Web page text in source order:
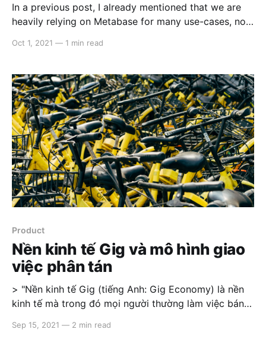
In a previous post, I already mentioned that we are
heavily relying on Metabase for many use-cases, not
Metabase is a very good SQL IDE for team to
in SQL. But this approach cause
Oct 1, 2021 — 1 min read
Product
Nền kinh tế Gig và mô hình giao
việc phân tán
> "Nền kinh tế Gig (tiếng Anh: Gig Economy) là nền
kinh tế mà trong đó mọi người thường làm việc bán
thuê những người làm việc độc lập và tự do thay vì
Sep 15, 2021 — 2 min read